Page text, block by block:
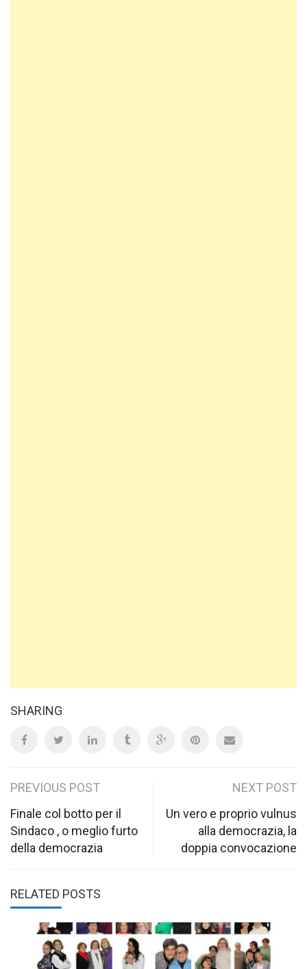
SHARING
Post
navigation
PREVIOUS POST
Finale col botto per il
Sindaco , o meglio furto
della democrazia
NEXT POST
Un vero e proprio vulnus
alla democrazia, la
doppia convocazione
RELATED POSTS